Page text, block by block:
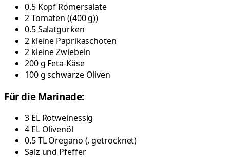
0.5 Kopf Römersalate
2Tomaten ((400 g))
0.5Salatgurken
2 kleine Paprikaschoten
2 kleineZwiebeln
200g Feta-Käse
100gschwarze Oliven
Für die Marinade:
3 EL Rotweinessig
4 EL Olivenöl
0.5TLOregano (, getrocknet)
Salz und Pfeffer